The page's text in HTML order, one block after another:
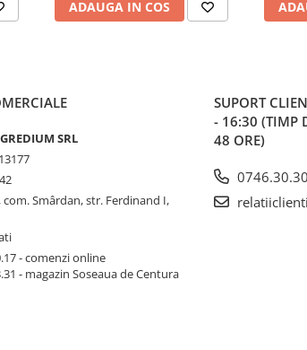
ADAUGA IN COS
SRL
com. Smârdan, str. Ferdinand I,
- comenzi online
- magazin Soseaua de Centura
SUPORT
- 16:30 (TIMP
48 ORE)